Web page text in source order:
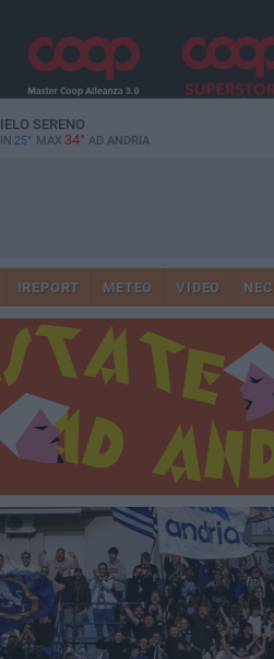
SERENO
25° MAX 34° AD ANDRIA
IREPORT METEO VIDEO